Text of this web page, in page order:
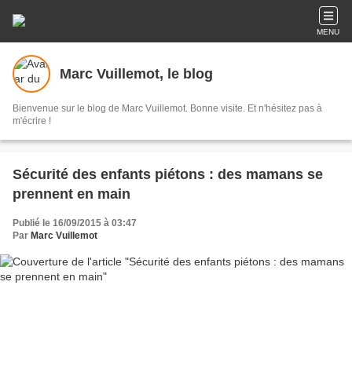
MENU
Marc Vuillemot, le blog
Bienvenue sur le blog de Marc Vuillemot. Bonne visite. Et n'hésitez pas à
m'écrire !
Sécurité des enfants piétons : des mamans se
prennent en main
Publié le 16/09/2015 à 03:47
Par Marc Vuillemot